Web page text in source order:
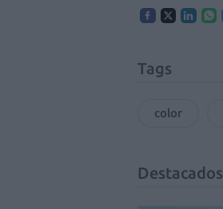
Tags
color
Destacados